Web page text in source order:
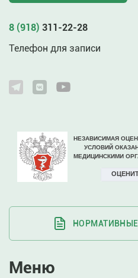
8 (918) 311-22-28
Телефон для записи
Меню